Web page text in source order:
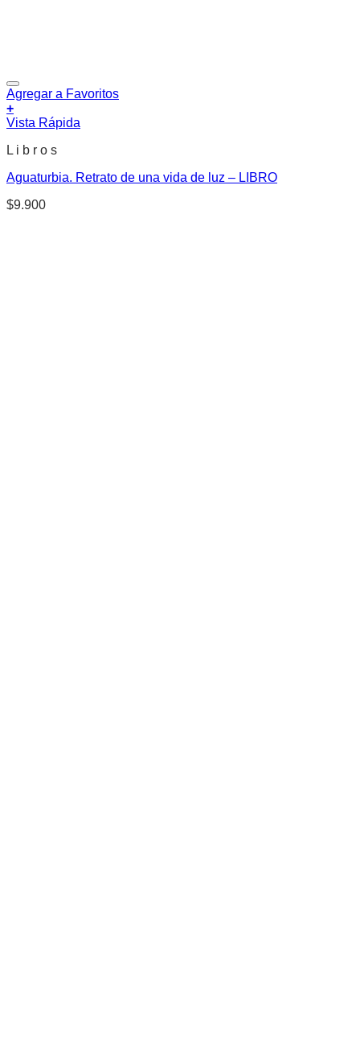
Agregar a Favoritos
+
Vista Rápida
L i b r o s
Aguaturbia. Retrato de una vida de luz – LIBRO
$9.900